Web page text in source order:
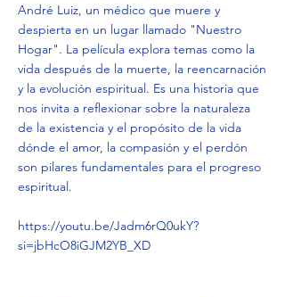
André Luiz, un médico que muere y
despierta en un lugar llamado "Nuestro
Hogar". La película explora temas como la
vida después de la muerte, la reencarnación
y la evolución espiritual. Es una historia que
nos invita a reflexionar sobre la naturaleza
de la existencia y el propósito de la vida
dónde el amor, la compasión y el perdón
son pilares fundamentales para el progreso
espiritual.
https://youtu.be/Jadm6rQ0ukY?
si=jbHcO8iGJM2YB_XD